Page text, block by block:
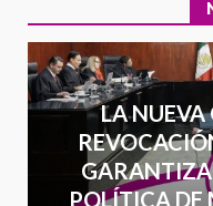
LA NUEVA
POLÍTICA DE